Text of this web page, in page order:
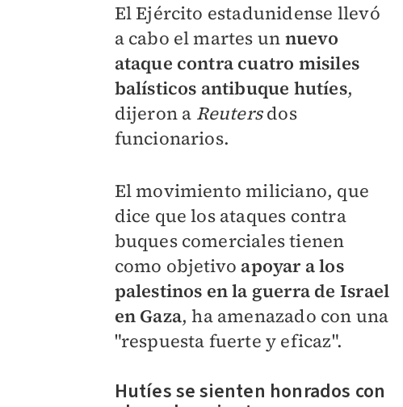
El Ejército estadunidense llevó
a cabo el martes un nuevo
ataque contra cuatro misiles
balísticos antibuque hutíes,
dijeron a Reutersdos
funcionarios.
El movimiento miliciano, que
dice que los ataques contra
buques comerciales tienen
como objetivo apoyar a los
palestinos en la guerra de Israel
en Gaza, ha amenazado con una
"respuesta fuerte y eficaz".
Hutíes se sienten honrados con